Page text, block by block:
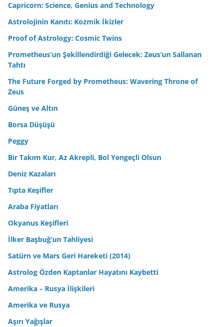
Capricorn: Science, Genius and Technology
Astrolojinin Kanıtı: Kozmik İkizler
Proof of Astrology: Cosmic Twins
Prometheus’un Şekillendirdiği Gelecek: Zeus’un Sallanan
Tahtı
The Future Forged by Prometheus: Wavering Throne of
Zeus
Güneş ve Altın
Borsa Düşüşü
Peggy
Bir Takım Kur, Az Akrepli, Bol Yengeçli Olsun
Deniz Kazaları
Tıpta Keşifler
Araba Fiyatları
Okyanus Keşifleri
İlker Başbuğ’un Tahliyesi
Satürn ve Mars Geri Hareketi (2014)
Astrolog Özden Kaptanlar Hayatını Kaybetti
Amerika – Rusya İlişkileri
Amerika ve Rusya
Aşırı Yağışlar